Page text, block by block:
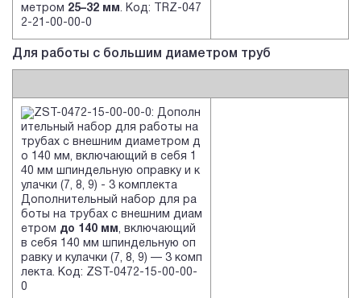
метром 25–32 мм . Код: TRZ-047
2-21-00-00-0
Для работы с большим диаметром труб
Дополнительный набор для ра
боты на трубах с внешним диам
етром до 140 мм , включающий
в себя 140 мм шпиндельную оп
равку и кулачки (7, 8, 9) — 3 комп
лекта. Код: ZST-0472-15-00-00-
0